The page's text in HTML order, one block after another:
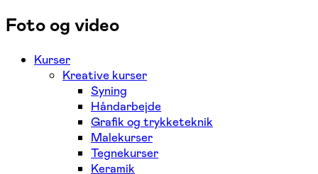
Foto og video
Kurser
Kreative kurser
Syning
Håndarbejde
Grafik og trykketeknik
Malekurser
Tegnekurser
Keramik